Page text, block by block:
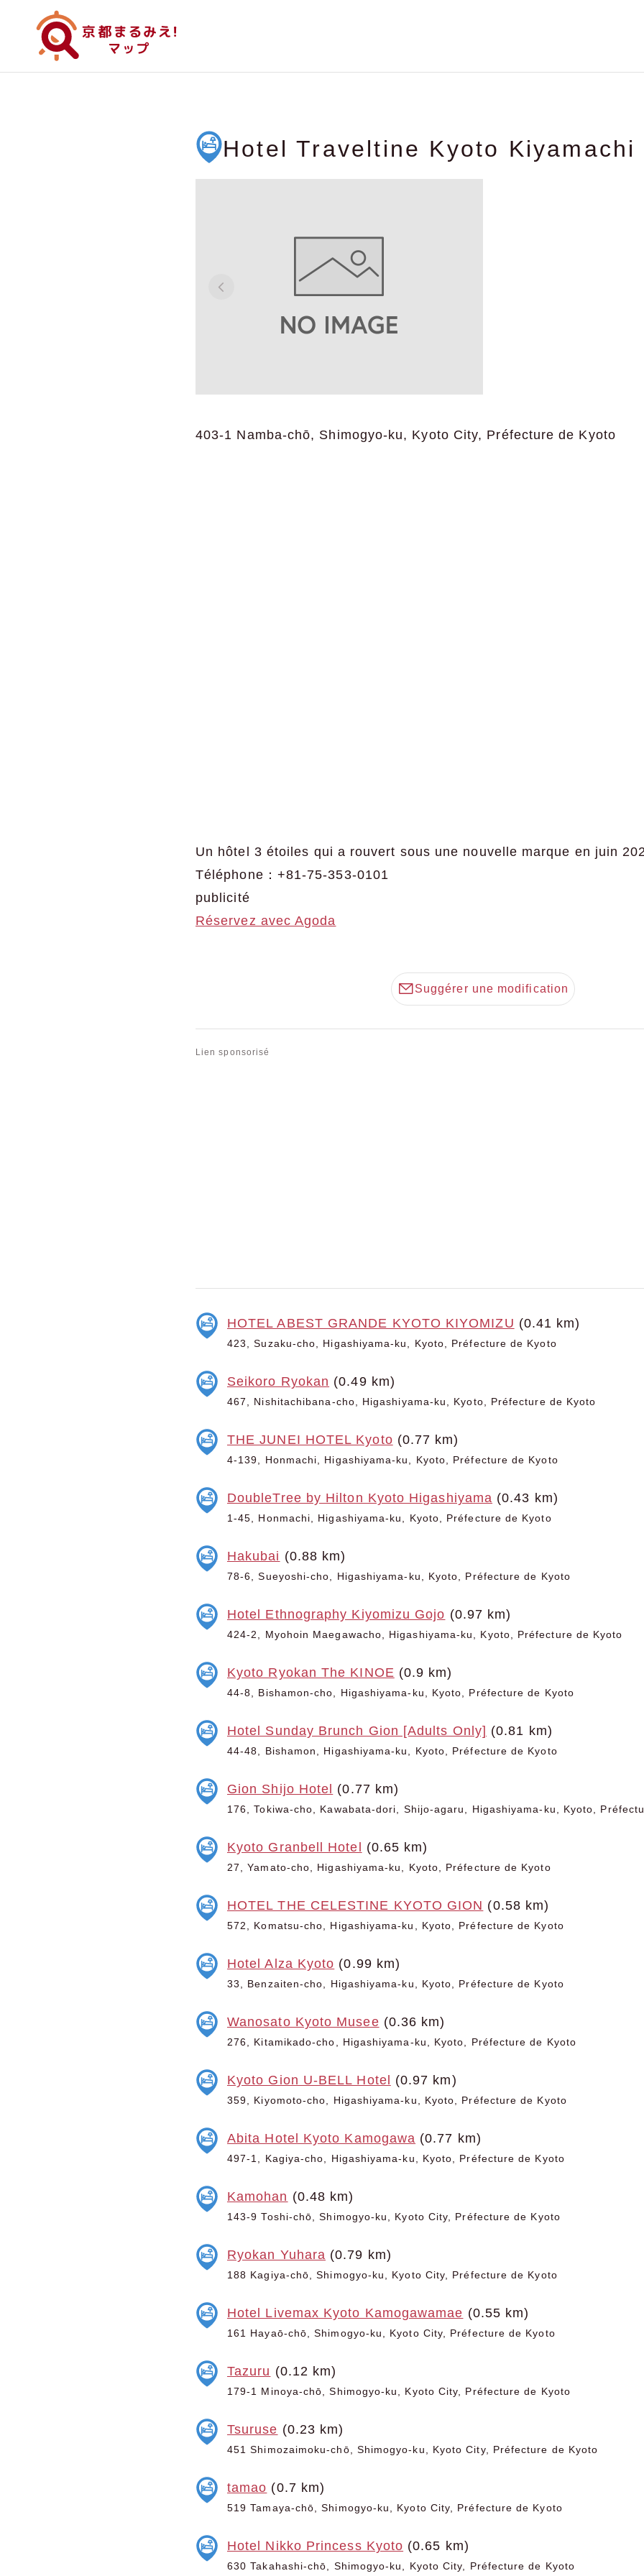
Hotel Traveltine Kyoto Kiyamachi
403-1 Namba-chō, Shimogyo-ku, Kyoto City, Préfecture de Kyoto
Un hôtel 3 étoiles qui a rouvert sous une nouvelle marque en juin
Téléphone：+81-75-353-0101
publicité
Réservez avec Agoda
Suggérer une modification
Lien sponsorisé
HOTEL ABEST GRANDE KYOTO KIYOMIZU (0.41 km)
423, Suzaku-cho, Higashiyama-ku, Kyoto, Préfecture de Kyoto
Seikoro Ryokan (0.49 km)
467, Nishitachibana-cho, Higashiyama-ku, Kyoto, Préfecture de Kyoto
THE JUNEI HOTEL Kyoto (0.77 km)
4-139, Honmachi, Higashiyama-ku, Kyoto, Préfecture de Kyoto
DoubleTree by Hilton Kyoto Higashiyama (0.43 km)
1-45, Honmachi, Higashiyama-ku, Kyoto, Préfecture de Kyoto
Hakubai (0.88 km)
78-6, Sueyoshi-cho, Higashiyama-ku, Kyoto, Préfecture de Kyoto
Hotel Ethnography Kiyomizu Gojo (0.97 km)
424-2, Myohoin Maegawacho, Higashiyama-ku, Kyoto, Préfecture de Kyoto
Kyoto Ryokan The KINOE (0.9 km)
44-8, Bishamon-cho, Higashiyama-ku, Kyoto, Préfecture de Kyoto
Hotel Sunday Brunch Gion [Adults Only] (0.81 km)
44-48, Bishamon, Higashiyama-ku, Kyoto, Préfecture de Kyoto
Gion Shijo Hotel (0.77 km)
176, Tokiwa-cho, Kawabata-dori, Shijo-agaru, Higashiyama-ku, Kyoto,
Kyoto Granbell Hotel (0.65 km)
27, Yamato-cho, Higashiyama-ku, Kyoto, Préfecture de Kyoto
HOTEL THE CELESTINE KYOTO GION (0.58 km)
572, Komatsu-cho, Higashiyama-ku, Kyoto, Préfecture de Kyoto
Hotel Alza Kyoto (0.99 km)
33, Benzaiten-cho, Higashiyama-ku, Kyoto, Préfecture de Kyoto
Wanosato Kyoto Musee (0.36 km)
276, Kitamikado-cho, Higashiyama-ku, Kyoto, Préfecture de Kyoto
Kyoto Gion U-BELL Hotel (0.97 km)
359, Kiyomoto-cho, Higashiyama-ku, Kyoto, Préfecture de Kyoto
Abita Hotel Kyoto Kamogawa (0.77 km)
497-1, Kagiya-cho, Higashiyama-ku, Kyoto, Préfecture de Kyoto
Kamohan (0.48 km)
143-9 Toshi-chō, Shimogyo-ku, Kyoto City, Préfecture de Kyoto
Ryokan Yuhara (0.79 km)
188 Kagiya-chō, Shimogyo-ku, Kyoto City, Préfecture de Kyoto
Hotel Livemax Kyoto Kamogawamae (0.55 km)
161 Hayaō-chō, Shimogyo-ku, Kyoto City, Préfecture de Kyoto
Tazuru (0.12 km)
179-1 Minoya-chō, Shimogyo-ku, Kyoto City, Préfecture de Kyoto
Tsuruse (0.23 km)
451 Shimozaimoku-chō, Shimogyo-ku, Kyoto City, Préfecture de Kyoto
tamao (0.7 km)
519 Tamaya-chō, Shimogyo-ku, Kyoto City, Préfecture de Kyoto
Hotel Nikko Princess Kyoto (0.65 km)
630 Takahashi-chō, Shimogyo-ku, Kyoto City, Préfecture de Kyoto